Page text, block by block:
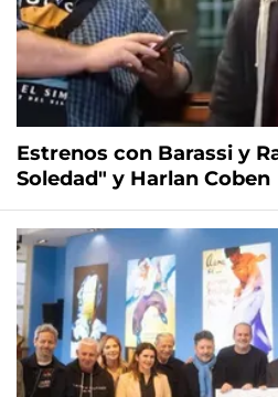
Estrenos con Barassi y
Soledad" y Harlan Coben